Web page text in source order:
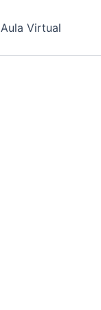
Aula Virtual